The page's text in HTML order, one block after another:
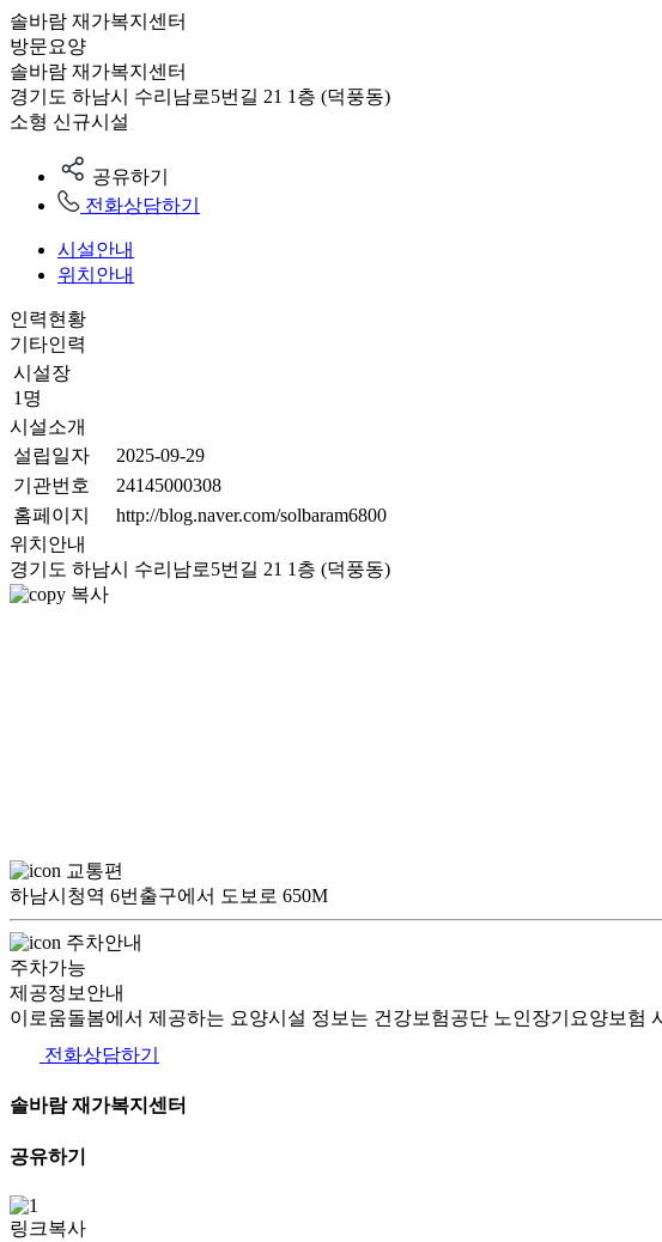
솔바람 재가복지센터
방문요양
솔바람 재가복지센터
경기도 하남시 수리남로5번길 21 1층 (덕풍동)
소형 신규시설
공유하기
전화상담하기
시설안내
위치안내
인력현황
기타인력
시설장
1명
시설소개
설립일자
2025-09-29
기관번호
24145000308
홈페이지
http://blog.naver.com/solbaram6800
위치안내
경기도 하남시 수리남로5번길 21 1층 (덕풍동)
복사
교통편
하남시청역 6번출구에서 도보로 650M
주차안내
주차가능
제공정보안내
이로움돌봄에서 제공하는 요양시설 정보는 건강보험공단 노인장기요양보
전화상담하기
솔바람 재가복지센터
공유하기
링크복사